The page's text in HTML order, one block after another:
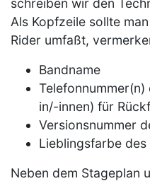
Als Kopfzeile sollte
Rider umfaßt,
Bandname
in/-innen) für
Versionsnummer
Lieblingsfarbe
Neben dem Stageplan